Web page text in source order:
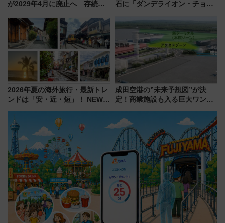
が2029年4月に廃止へ 存続協
石に「ダンデライオン・チョコ
1億円出資で挑む新時代のまちづ
くりとは？
2026年夏の海外旅行・最新トレ
ンドは「安・近・短」！ NEWT
渡航先TOP5とは？ 円安時代の
旅行術
成田空港の”未来予想図”が決
定！商業施設も入る巨大ワンタ
で新型特急が品川･羽田とを結
ぶ！ JR空港駅は2面3線化！